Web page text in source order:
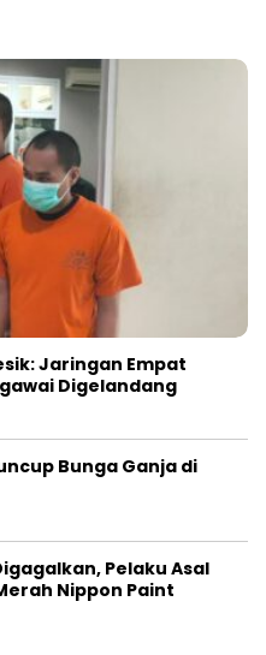
Jaringan Empat
Digelandang
Bunga Ganja di
Pelaku Asal
Nippon Paint